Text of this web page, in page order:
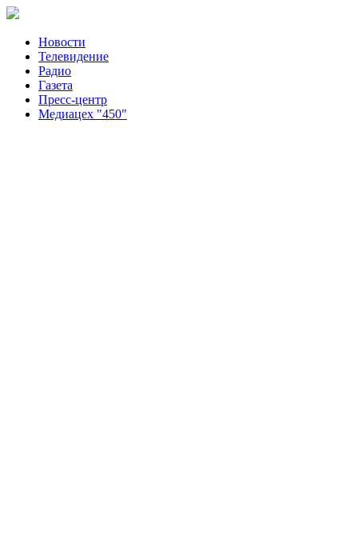
Новости
Телевидение
Радио
Газета
Пресс-центр
Медиацех "450"